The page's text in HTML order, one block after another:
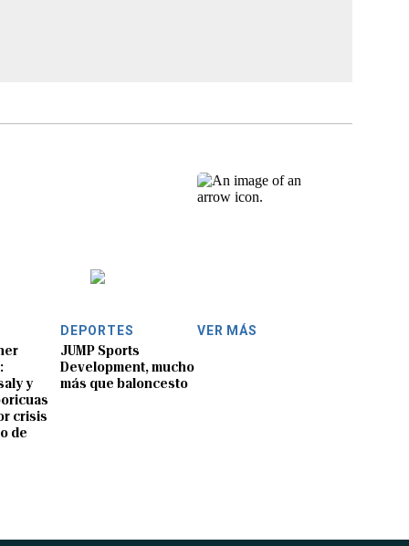
y
crisis
de
DEPORTES
JUMP Sports
Development, mucho
más que baloncesto
VER MÁS